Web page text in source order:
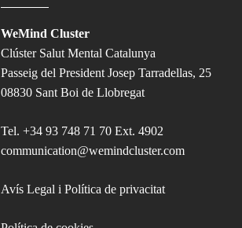
WeMind Cluster
Clúster Salut Mental Catalunya
Passeig del President Josep Tarradellas, 25
08830 Sant Boi de Llobregat
Tel. +34 93 748 71 70 Ext. 4902
communication@wemindcluster.com
Avís Legal i Política de privacitat